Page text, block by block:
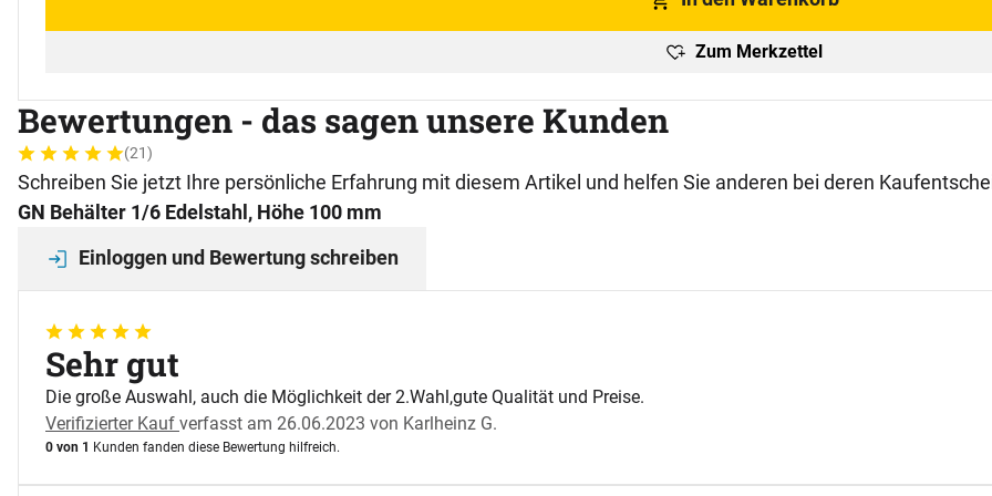
Zum Merkzettel
Bewertungen - das sagen unsere Kunden
Bewertung: 5 von 5 (21 Bewertungen)
21 Bewertungen
(21)
Schreiben Sie jetzt Ihre persönliche Erfahrung mit diesem Artikel und helfen Sie anderen bei deren
GN Behälter 1/6 Edelstahl, Höhe 100 mm
Einloggen und Bewertung schreiben
5 von 5
Sehr gut
Die große Auswahl, auch die Möglichkeit der 2.Wahl,gute Qualität und Preise.
Verifizierter Kauf verfasst am 26.06.2023 von Karlheinz G.
0 von 1 Kunden fanden diese Bewertung hilfreich.